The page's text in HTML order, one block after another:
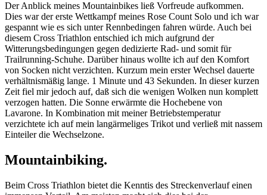
Der Anblick meines Mountainbikes ließ Vorfreude aufkommen.
Dies war der erste Wettkampf meines Rose Count Solo und ich war
gespannt wie es sich unter Rennbedingen fahren würde. Auch bei
diesem Cross Triathlon entschied ich mich aufgrund der
Witterungsbedingungen gegen dedizierte Rad- und somit für
Trailrunning-Schuhe. Darüber hinaus wollte ich auf den Komfort
von Socken nicht verzichten. Kurzum mein erster Wechsel dauerte
verhältnismäßig lange. 1 Minute und 43 Sekunden. In dieser kurzen
Zeit fiel mir jedoch auf, daß sich die wenigen Wolken nun komplett
verzogen hatten. Die Sonne erwärmte die Hochebene von
Lavarone. In Kombination mit meiner Betriebstemperatur
verzichtete ich auf mein langärmeliges Trikot und verließ mit nassem
Einteiler die Wechselzone.
Mountainbiking.
Beim Cross Triathlon bietet die Kenntis des Streckenverlauf einen